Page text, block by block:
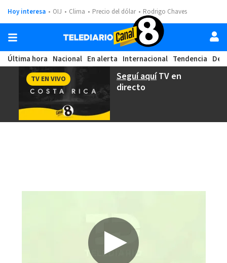
Hoy interesa OIJ Clima Precio del dólar Rodrigo Chaves
Última hora Nacional En alerta Internacional Tendencia
Seguí aquíTV en
directo
TV EN VIVO